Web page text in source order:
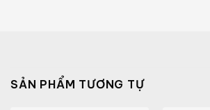
SẢN PHẨM TƯƠNG TỰ